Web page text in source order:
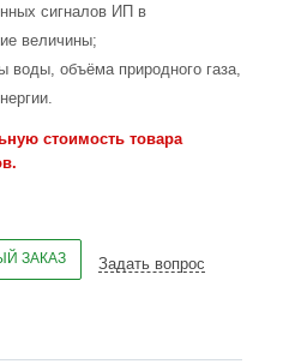
сигналов ИП в
величины;
воды, объёма природного газа,
стоимость товара
ЗАКАЗ Задать вопрос